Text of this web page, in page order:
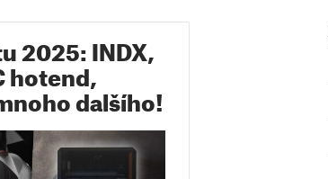
2025: INDX,
hotend,
dalšího!